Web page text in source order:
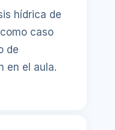
hídrica de
caso
de
en el aula.